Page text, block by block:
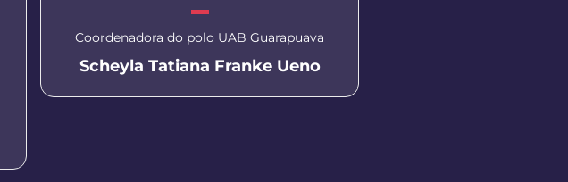
Coordenadora do polo UAB Guarapuava
Scheyla Tatiana Franke Ueno